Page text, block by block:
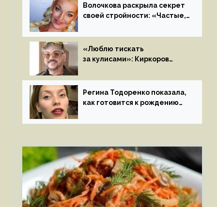
Волочкова раскрыла секрет
своей стройности: «Частые,
«Люблю тискать
за кулисами»: Киркоров
к молодой особе
Регина Тодоренко показала,
как готовится к рождению